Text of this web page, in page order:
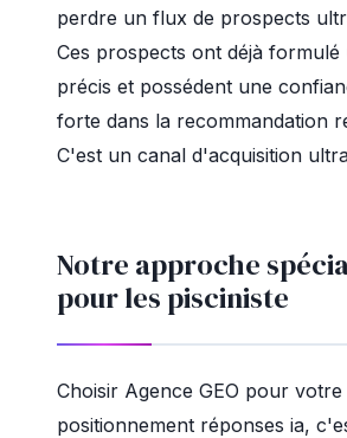
perdre un flux de prospects
Ces prospects ont déjà formulé
précis et possédent une
forte dans la recommandation
C'est un canal d'acquisition
Notre approche
pour les pisciniste
Choisir Agence GEO pour votre
positionnement réponses ia,